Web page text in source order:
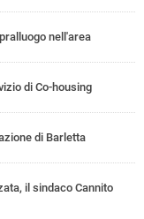
nell'area
di Co-housing
di Barletta
il sindaco Cannito